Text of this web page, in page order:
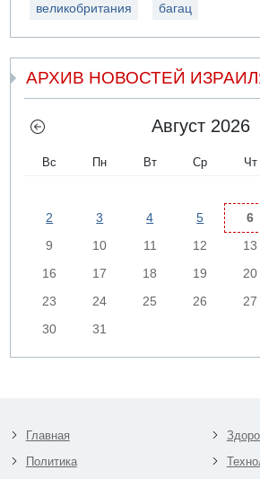
великобритания багац
АРХИВ НОВОСТЕЙ
Август 2026
Вс Пн Вт Ср Чт
2
3 4 5 6
9
10 11 12 13
16
17 18 19 20
23
24 25 26 27
30
31
Главная
Политика